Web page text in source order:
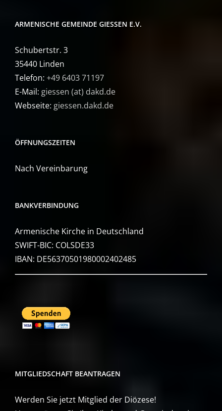
ARMENISCHE GEMEINDE GIESSEN E.V.
Schubertstr. 3
35440 Linden
Telefon: +49 6403 71197
E-Mail: giessen (at) dakd.de
Webseite: giessen.dakd.de
ÖFFNUNGSZEITEN
Nach Vereinbarung
BANKVERBINDUNG
Armenische Kirche in Deutschland
SWIFT-BIC: COLSDE33
IBAN: DE56370501980002402485
MITGLIEDSCHAFT BEANTRAGEN
Werden Sie jetzt Mitglied der Diözese!